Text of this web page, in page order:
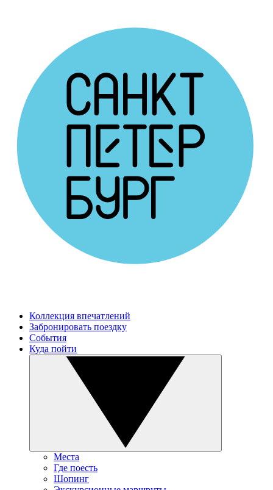
Коллекция впечатлений
Забронировать поездку
События
Куда пойти
Места
Где поесть
Шопинг